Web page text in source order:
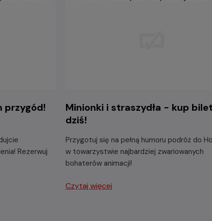
przygód!
Rezerwuj
Minionki i straszydła - kup
dziś!
Przygotuj się na pełną humoru podróż do
w towarzystwie najbardziej zwariowanych
bohaterów animacji!
Czytaj więcej